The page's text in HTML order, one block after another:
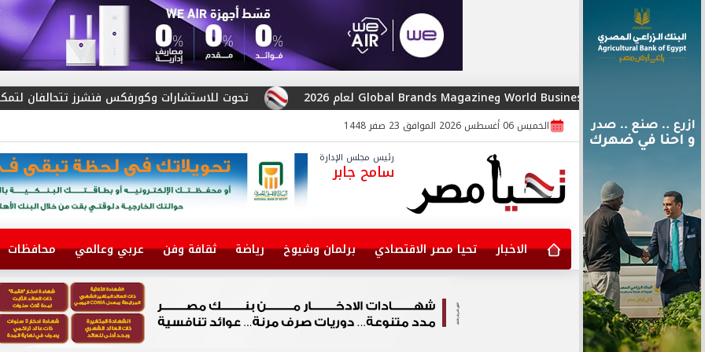
تحوت للاستشارات وكورفكس فنشرز تتحالفان لتمكين الشركات من التوسع
الخميس 06 أغسطس 2026 الموافق 23 صفر 1448
رئيس مجلس الإدارة
سامح جابر
الاخبار تحيا مصر الاقتصادي برلمان وشيوخ رياضة ثقافة وفن عربي وعالمي محافظات